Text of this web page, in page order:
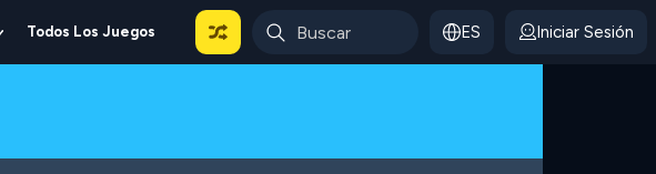
Show
Submenu
Todos Los Juegos ES Iniciar Sesión